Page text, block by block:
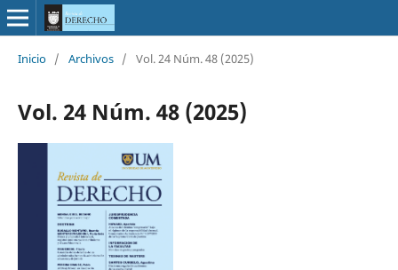
Inicio / Archivos / Vol. 24 Núm. 48 (2025)
Vol. 24 Núm. 48 (2025)